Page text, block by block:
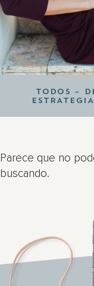
TODOS –
ESTRATEGIA
Parece que no
buscando.